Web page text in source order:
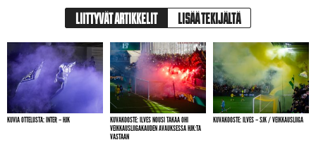
LIITTYVÄT ARTIKKELIT LISÄÄ TEKIJÄLTÄ
KUVIA OTTELUSTA: INTER – HJK
KUVAKOOSTE: ILVES NOUSI TAKAA OHI
VEIKKAUSLIIGAKAUDEN AVAUKSESSA HJK:TA
VASTAAN
KUVAKOOSTE: ILVES – SJK / VEIKKAUSLIIGA